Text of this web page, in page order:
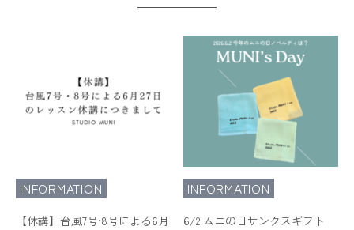
INFORMATION
【休講】台風7号•8号による6月
INFORMATION
6/2 ムニの日サンクスギフト